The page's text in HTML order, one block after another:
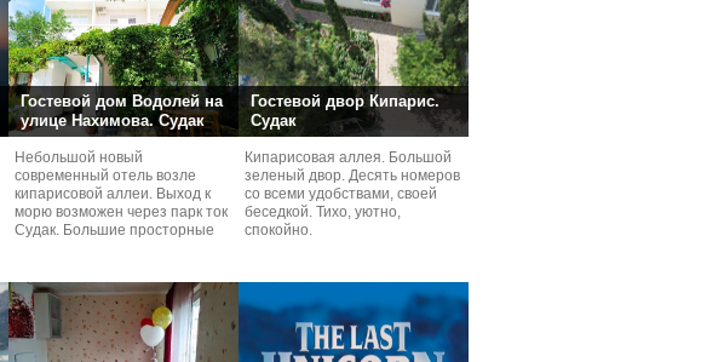
Гостевой дом Водолей на
улице Нахимова. Судак
Небольшой новый
современный отель возле
кипарисовой аллеи. Выход к
морю возможен через парк ток
Судaк. Большие просторные
Гостевой двор Кипарис.
Судак
Кипарисовая аллея. Большой
зеленый двор. Десять номеров
со всеми удобствами, своей
беседкой. Тихо, уютно,
спокойно.